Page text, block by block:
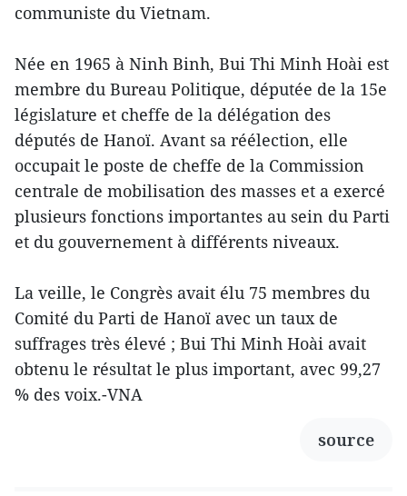
communiste du Vietnam.
Née en 1965 à Ninh Binh, Bui Thi Minh Hoài est
membre du Bureau Politique, députée de la 15e
législature et cheffe de la délégation des
députés de Hanoï. Avant sa réélection, elle
occupait le poste de cheffe de la Commission
centrale de mobilisation des masses et a exercé
plusieurs fonctions importantes au sein du Parti
et du gouvernement à différents niveaux.
La veille, le Congrès avait élu 75 membres du
Comité du Parti de Hanoï avec un taux de
suffrages très élevé ; Bui Thi Minh Hoài avait
obtenu le résultat le plus important, avec 99,27
% des voix.-VNA
source